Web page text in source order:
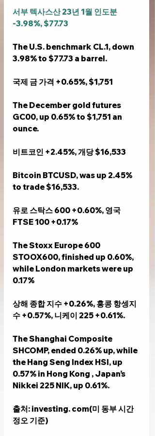
서부 텍사스산 23년 1월 인도분
-3.98%, $77.73
The U.S. benchmark CL.1, down
3.98% to $77.73 a barrel.
국제 금 가격 +0.65%, $1,751
The December gold futures
GC00, up 0.65% to $1,751 an
ounce.
비트코인 +2.45%, 개당 $16,533
Bitcoin BTCUSD, was up 2.45%
to trade $16,533.
유로 스탁스 600 +0.60%, 영국
FTSE 100 +0.17%
The Stoxx Europe 600
STOOX600, finished up 0.60%,
while London markets were up
0.17%
상해 종합 지수 +0.26%, 홍콩 항셍지
수 +0.57%, 니케이 225 +0.61%.
The Shanghai Composite
SHCOMP, ended 0.26% up, while
the Hang Seng Index HSI, up
0.57% in Hong Kong , Japan’s
Nikkei 225 NIK, up 0.61%.
출처: investing. com(미 동부 시간
정오 기준)